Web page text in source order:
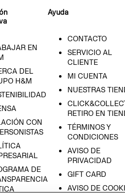
EN
DEL
H&M
CON
DE
Ayuda
CONTACTO
SERVICIO AL
CLIENTE
MI CUENTA
NUESTRAS
RETIRO EN
TÉRMINOS Y
CONDICIONES
AVISO DE
PRIVACIDAD
GIFT CARD
AVISO DE